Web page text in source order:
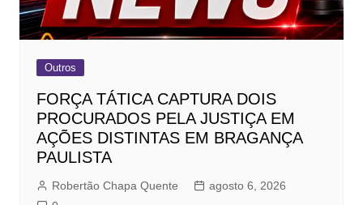
Outros
FORÇA TÁTICA CAPTURA DOIS
PROCURADOS PELA JUSTIÇA EM
AÇÕES DISTINTAS EM BRAGANÇA
PAULISTA
Robertão Chapa Quente
agosto 6, 2026